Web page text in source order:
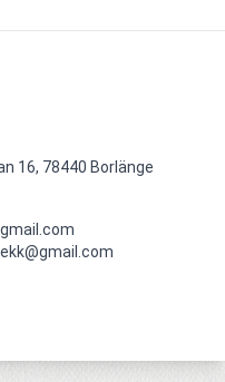
16, 78440 Borlänge